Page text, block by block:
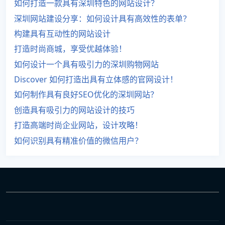
如何打造一款具有深圳特色的网站设计？
深圳网站建设分享：如何设计具有高效性的表单？
构建具有互动性的网站设计
打造时尚商城，享受优越体验！
如何设计一个具有吸引力的深圳购物网站
Discover 如何打造出具有立体感的官网设计！
如何制作具有良好SEO优化的深圳网站？
创造具有吸引力的网站设计的技巧
打造高端时尚企业网站，设计攻略！
如何识别具有精准价值的微信用户？